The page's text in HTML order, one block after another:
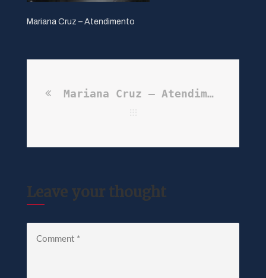
Mariana Cruz – Atendimento
Mariana Cruz – Atendimento
Leave your thought